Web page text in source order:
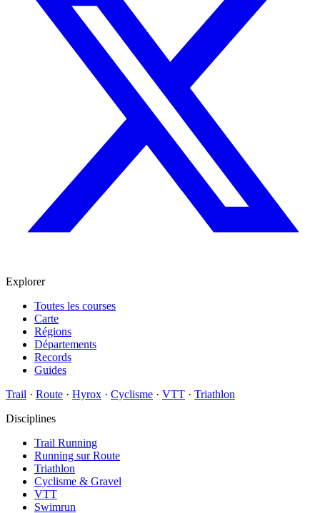
Explorer
Toutes les courses
Carte
Régions
Départements
Records
Guides
Trail · Route · Hyrox · Cyclisme · VTT · Triathlon
Disciplines
Trail Running
Running sur Route
Triathlon
Cyclisme & Gravel
VTT
Swimrun